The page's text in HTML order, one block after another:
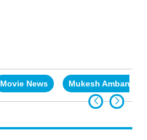
Movie News Mukesh Ambani